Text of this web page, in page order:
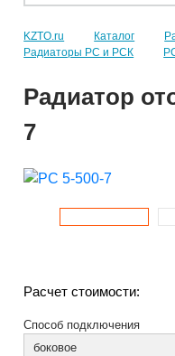
KZTO.ru Каталог
Радиаторы РС и РСК
Радиатор
7
Расчет стоимости:
Способ подключения
боковое